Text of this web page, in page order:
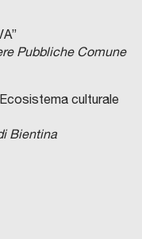
Pubbliche Comune
culturale
Bientina